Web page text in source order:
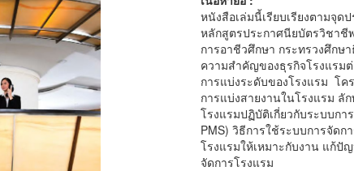
หนังสือเล่มนี้เรียบเรียงตามจุ
หลักสูตรประกาศนียบัตรวิชาชี
การอาชีวศึกษา กระทรวงศึกษ
ความสำคัญของธุรกิจโรงแรม
การแบ่งระดับของโรงแรม โ
การแบ่งสายงานในโรงแรม ลั
โรงแรมปฏิบัติเกี่ยวกับระบบกา
PMS) วิธีการใช้ระบบการจัดก
โรงแรมให้เหมาะกับงาน แก้ปั
จัดการโรงแรม